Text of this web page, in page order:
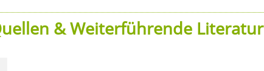
& Weiterführende Literatur